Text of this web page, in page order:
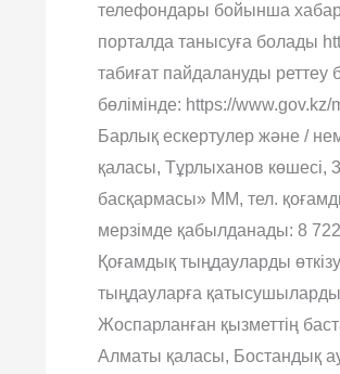
телефондары бойынша
порталда танысуға болады
табиғат пайдалануды
бөлімінде: https://
Барлық ескертулер және /
қаласы, Тұрлыханов көшесі,
басқармасы» ММ, тел.
мерзімде қабылданады: 8
Қоғамдық тыңдауларды
тыңдауларға
Жоспарланған қызметтің
Алматы қаласы, Бостандық